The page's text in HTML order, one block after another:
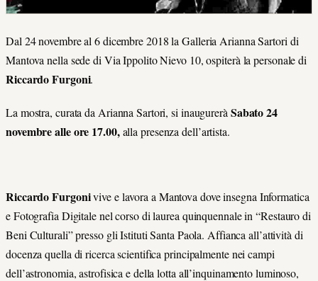
Dal 24 novembre al 6 dicembre 2018 la Galleria Arianna Sartori di
Mantova nella sede di Via Ippolito Nievo 10, ospiterà la personale di
Riccardo Furgoni.
La mostra, curata da Arianna Sartori, si inaugurerà Sabato 24
novembre alle ore 17.00,alla presenza dell’artista.
Riccardo Furgonivive e lavora a Mantova dove insegna Informatica
e Fotografia Digitale nel corso di laurea quinquennale in “Restauro di
Beni Culturali” presso gli Istituti Santa Paola. Affianca all’attività di
docenza quella di ricerca scientifica principalmente nei campi
dell’astronomia, astrofisica e della lotta all’inquinamento luminoso,